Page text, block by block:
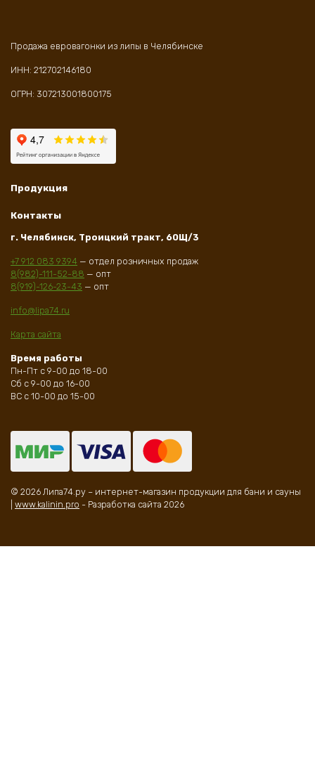
Продажа евровагонки из липы в Челябинске
ИНН: 212702146180
ОГРН: 307213001800175
Продукция
Контакты
г. Челябинск, Троицкий тракт, 60Щ/3
+7 912 083 9394 — отдел розничных продаж
8(982)-111-52-88 — опт
8(919)-126-23-43 — опт
info@lipa74.ru
Карта сайта
Время работы
Пн-Пт с 9-00 до 18-00
Сб с 9-00 до 16-00
ВС с 10-00 до 15-00
© 2026 Липа74.ру – интернет-магазин продукции для бани и сауны
www.kalinin.pro - Разработка сайта 2026